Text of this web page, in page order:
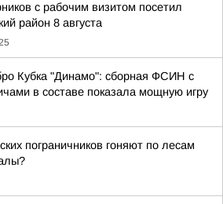
с рабочим визитом посетил
район 8 августа
Кубка "Динамо": сборная ФСИН с
в составе показала мощную игру
пограничников гоняют по лесам